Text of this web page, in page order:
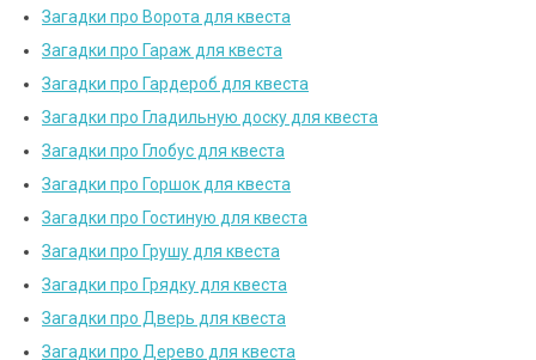
Загадки про Ворота для квеста
Загадки про Гараж для квеста
Загадки про Гардероб для квеста
Загадки про Гладильную доску для квеста
Загадки про Глобус для квеста
Загадки про Горшок для квеста
Загадки про Гостиную для квеста
Загадки про Грушу для квеста
Загадки про Грядку для квеста
Загадки про Дверь для квеста
Загадки про Дерево для квеста